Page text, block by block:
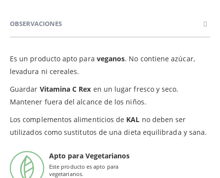
OBSERVACIONES
Es un producto apto para veganos. No contiene azúcar,
levadura ni cereales.
Guardar Vitamina C Rex en un lugar fresco y seco.
Mantener fuera del alcance de los niños.
Los complementos alimenticios de KAL no deben ser
utilizados como sustitutos de una dieta equilibrada y sana.
Apto para Vegetarianos
Este producto es apto para
vegetarianos.